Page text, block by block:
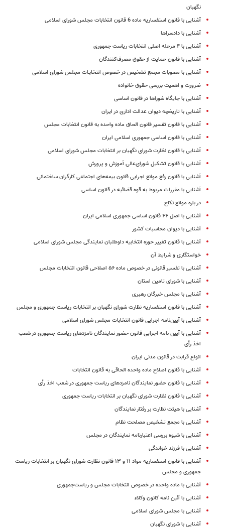
نگهبان
آشنایی با قانون استفساریه ماده 6 قانون انتخابات مجلس شورای اسلامی
آشنایی با دادسراها
آشنایی با ۴ مرحله اصلی انتخابات ریاست جمهوری
آشنایی با قانون حمایت از حقوق مصرف‌کنندگان
آشنایی با مصوبات مجمع تشخیص در خصوص انتخابـات مجلس شورای اسلامی
ضرورت و اهمیت بررسی حقوق خانواده
آشنایی با جایگاه شوراها در قانون اساسی
آشنایی با تاریخچه دیوان عدالت اداری در ایران
آشنایی با قانون تفسیر قانون الحاق ماده واحده به قانون انتخابات مجلس
آشنایی با قانون اساسی جمهوری اسلامی ایران
آشنایی با قانون نظارت شورای نگهبان بر انتخابات مجلس شورای اسلامی
آشنایی با قانون تشکیل شورای‌عالی آموزش و پرورش
آشنایی با قانون رفع موانع اجرایی قانون بیمه‌های اجتماعی کارگران ساختمانی
آشنایی با مقررات مربوط به قوه ‌قضائیه در قانون اساسی
در باره موانع نکاح
آشنایی با اصل ۴۴ قانون اساسی جمهوری اسلامی ایران
آشنایی با دیوان محاسبات کشور
آشنایی با قانون تغییر حوزه انتخابیه داوطلبان نمایندگی مجلس شورای اسلامی
خواستگاری و شرایط آن
آشنایی با تفسیر قانونی در خصوص ماده ۵۶ اصلاحی قانون انتخابات مجلس
آشنایی با شورای تامین استان
آشنایی با مجلس خبرگان رهبرى
آشنایی با قانون استفساریه نظارت شورای نگهبان بر انتخابات ریاست جمهوری و مجلس
آشنایی با آیین‌نامه اجرایی قانون انتخابات مجلس شورای اسلامی
آشنایی با آیین نامه اجرایی قانون حضور نمایندگان نامزدهای ریاست جمهوری در شعب
اخذ رأی
انواع قرابت در قانون مدنی ایران
آشنایی با قانون اصلاح ماده واحده الحاقی به قانون انتخابات
آشنایی با قانون حضور نمایندگان نامزدهای ریاست جمهوری در شعب اخذ رأی
آشنایی با قانون نظارت شورای نگهبان بر انتخابات ریاست جمهوری
آشنایی با هیئت نظارت بر رفتار نمایندگان
آشنایی با مجمع تشخیص مصلحت نظام
آشنایی با شیوه بررسی اعتبارنامه نمایندگان در مجلس
آشنایی با فرزند خواندگی
آشنایی با قانون استفساریه مواد ۱۱ و ۱۳ قانون نظارت شورای نگهبان بر انتخابات ریاست
جمهوری و مجلس
آشنایی با ماده واحده در خصوص انتخابات مجلس و ریاست‌جمهوری
آشنایی با آئین نامه کانون وکلاء
آشنایی با مجلس شورای اسلامی
آشنایی با شورای نگهبان